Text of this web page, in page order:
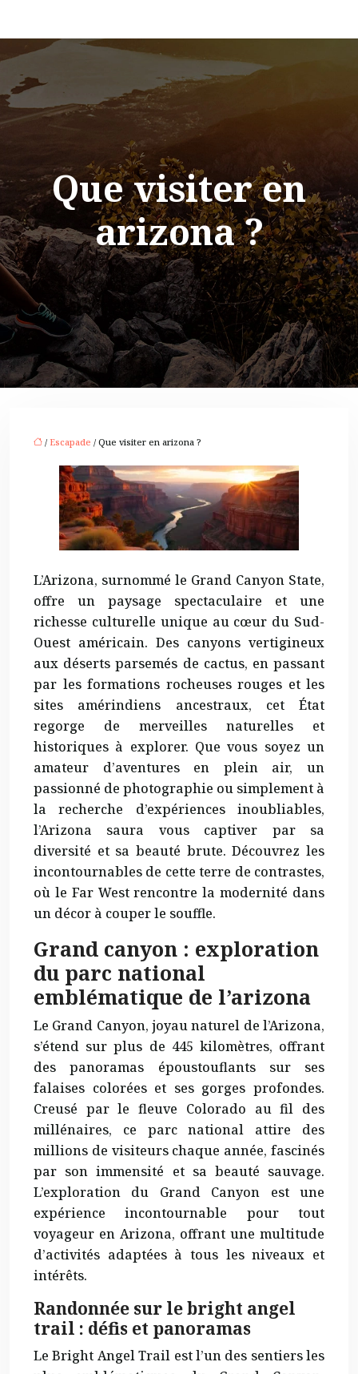
Que visiter en
arizona ?
/ Escapade / Que visiter en arizona ?
L’Arizona, surnommé le Grand Canyon State,
offre un paysage spectaculaire et une
richesse culturelle unique au cœur du Sud-
Ouest américain. Des canyons vertigineux
aux déserts parsemés de cactus, en passant
par les formations rocheuses rouges et les
sites amérindiens ancestraux, cet État
regorge de merveilles naturelles et
historiques à explorer. Que vous soyez un
amateur d’aventures en plein air, un
passionné de photographie ou simplement à
la recherche d’expériences inoubliables,
l’Arizona saura vous captiver par sa
diversité et sa beauté brute. Découvrez les
incontournables de cette terre de contrastes,
où le Far West rencontre la modernité dans
un décor à couper le souffle.
Grand canyon : exploration
du parc national
emblématique de l’arizona
Le Grand Canyon, joyau naturel de l’Arizona,
s’étend sur plus de 445 kilomètres, offrant
des panoramas époustouflants sur ses
falaises colorées et ses gorges profondes.
Creusé par le fleuve Colorado au fil des
millénaires, ce parc national attire des
millions de visiteurs chaque année, fascinés
par son immensité et sa beauté sauvage.
L’exploration du Grand Canyon est une
expérienceincontournable pour tout
voyageur en Arizona, offrant une multitude
d’activités adaptées à tous les niveaux et
intérêts.
Randonnée sur le bright angel
trail : défis et panoramas
Le Bright Angel Trail est l’un des sentiers les